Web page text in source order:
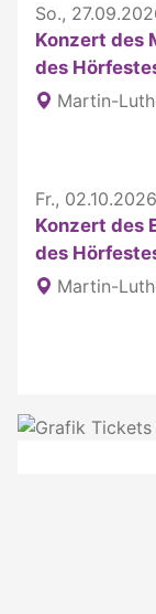
So.,
Konzert des
des
Martin-
Fr.,
Konzert des
des
Martin-